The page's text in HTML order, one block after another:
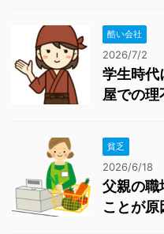
酷い会社
2026/7/2
学生時代
屋での
貧乏
2026/6/18
父親の職
ことが